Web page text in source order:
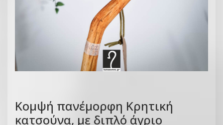
Κομψή πανέμορφη Κρητική
κατσούνα, με διπλό άγριο